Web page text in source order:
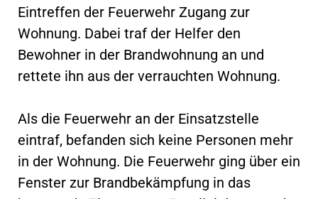
Eintreffen der Feuerwehr Zugang zur
Wohnung. Dabei traf der Helfer den
Bewohner in der Brandwohnung an und
rettete ihn aus der verrauchten Wohnung.
Als die Feuerwehr an der Einsatzstelle
eintraf, befanden sich keine Personen mehr
in der Wohnung. Die Feuerwehr ging über ein
Fenster zur Brandbekämpfung in das